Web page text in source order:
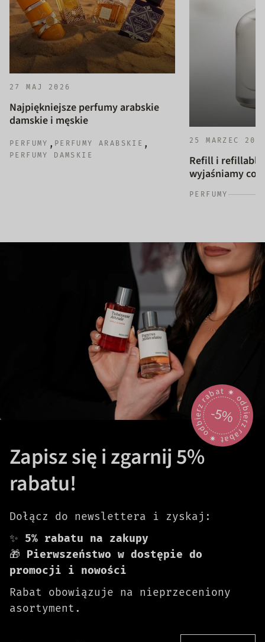
27 MAJ 2026
Najpiękniejsze perfumy arabskie
damskie i męskie
PERFUMY , PERFUMY ARABSKIE ,
PERFUMY DAMSKIE
25 MARZEC
Refill i refillable
wyjaśniamy co
PERFUMY
odbierz rabat 🟎 odbierz rabat 🟎
-5%
Zapisz się i zgarnij 5%
rabatu!
Dołącz do newslettera i zyskaj:
✨ 5% rabatu na zakupy
🎁 Pierwszeństwo w dostępie do
promocji i nowości
Rabat obowiązuje na nieprzeceniony
asortyment.